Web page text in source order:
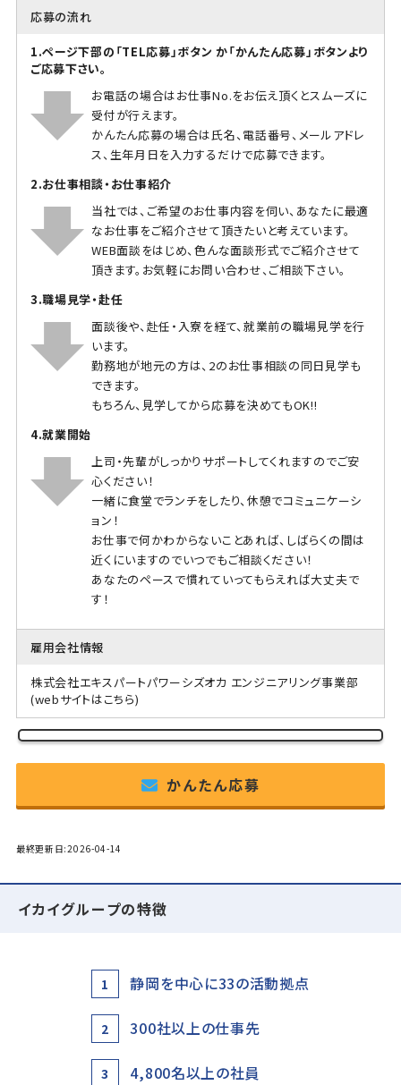
応募の流れ
1.ページ下部の「TEL応募」ボタン か「かんたん応募」ボタンより
ご応募下さい。
お電話の場合はお仕事No.をお伝え頂くとスムーズに
受付が行えます。
かんたん応募の場合は氏名、電話番号、メールアドレ
ス、生年月日を入力するだけで応募できます。
2.お仕事相談・お仕事紹介
当社では、ご希望のお仕事内容を伺い、あなたに最適
なお仕事をご紹介させて頂きたいと考えています。
WEB面談をはじめ、色んな面談形式でご紹介させて
頂きます。お気軽にお問い合わせ、ご相談下さい。
3.職場見学・赴任
面談後や、赴任・入寮を経て、就業前の職場見学を行
います。
勤務地が地元の方は、2のお仕事相談の同日見学も
できます。
もちろん、見学してから応募を決めてもOK!!
4.就業開始
上司・先輩がしっかりサポートしてくれますのでご安
心ください！
一緒に食堂でランチをしたり、休憩でコミュニケーシ
ョン！
お仕事で何かわからないことあれば、しばらくの間は
近くにいますのでいつでもご相談ください！
あなたのペースで慣れていってもらえれば大丈夫で
す！
雇用会社情報
株式会社エキスパートパワーシズオカ エンジニアリング事業部
(webサイトはこちら)
かんたん応募
最終更新日:2026-04-14
イカイグループの特徴
1 静岡を中心に33の活動拠点
2 300社以上の仕事先
3 4,800名以上の社員